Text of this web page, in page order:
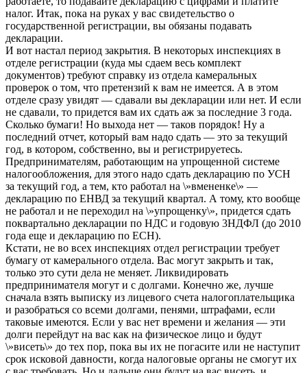
налог. Итак, пока на руках у вас свидетельство о
государственной регистрации, вы обязаны подавать
декларации.
И вот настал период закрытия. В некоторых инспекциях в
отделе регистрации (куда мы сдаем весь комплект
документов) требуют справку из отдела камеральных
проверок о том, что претензий к вам не имеется. А в этом
отделе сразу увидят — сдавали вы декларации или нет. И если
не сдавали, то придется вам их сдать аж за последние 3 года.
Сколько бумаги! Но выхода нет — таков порядок! Ну а
последний отчет, который вам надо сдать — это за текущий
год, в котором, собственно, вы и регистрируетесь.
Предпринимателям, работающим на упрощенной системе
налогообложения, для этого надо сдать декларацию по УСН
за текущий год, а тем, кто работал на \»вмененке\» —
декларацию по ЕНВД за текущий квартал. А тому, кто вообще
не работал и не переходил на \»упрощенку\», придется сдать
поквартально декларации по НДС и годовую 3НДФЛ (до 2010
года еще и декларацию по ЕСН).
Кстати, не во всех инспекциях отдел регистрации требует
бумагу от камерального отдела. Вас могут закрыть и так,
только это сути дела не меняет. Ликвидировать
предпринимателя могут и с долгами. Конечно же, лучше
сначала взять выписку из лицевого счета налогоплательщика
и разобраться со всеми долгами, пенями, штрафами, если
таковые имеются. Если у вас нет времени и желания — эти
долги перейдут на вас как на физическое лицо и будут
\»висеть\» до тех пор, пока вы их не погасите или не наступит
срок исковой давности, когда налоговые органы не смогут их